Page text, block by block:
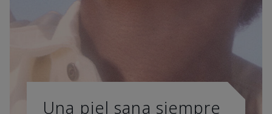
Una piel sana siempre